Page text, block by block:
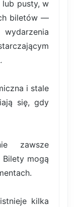
pusty, w
biletów —
i stale
się, gdy
zawsze
Bilety mogą
kilka